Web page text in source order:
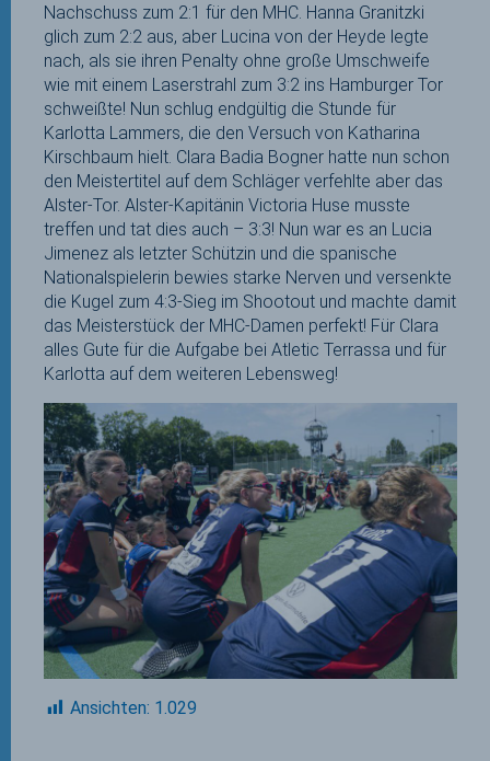
Nachschuss zum 2:1 für den MHC. Hanna Granitzki
glich zum 2:2 aus, aber Lucina von der Heyde legte
nach, als sie ihren Penalty ohne große Umschweife
wie mit einem Laserstrahl zum 3:2 ins Hamburger Tor
schweißte! Nun schlug endgültig die Stunde für
Karlotta Lammers, die den Versuch von Katharina
Kirschbaum hielt. Clara Badia Bogner hatte nun schon
den Meistertitel auf dem Schläger verfehlte aber das
Alster-Tor. Alster-Kapitänin Victoria Huse musste
treffen und tat dies auch – 3:3! Nun war es an Lucia
Jimenez als letzter Schützin und die spanische
Nationalspielerin bewies starke Nerven und versenkte
die Kugel zum 4:3-Sieg im Shootout und machte damit
das Meisterstück der MHC-Damen perfekt! Für Clara
alles Gute für die Aufgabe bei Atletic Terrassa und für
Karlotta auf dem weiteren Lebensweg!
Ansichten: 1.029